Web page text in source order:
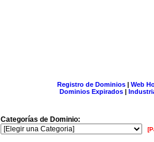
Registro de Dominios| Web
Dominios Expirados |
Categorías de Dominio: